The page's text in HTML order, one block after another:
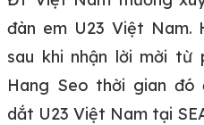
đàn em U23 Việt Nam.
sau khi nhận lời mời từ
Hang Seo thời gian đó
dắt U23 Việt Nam tại